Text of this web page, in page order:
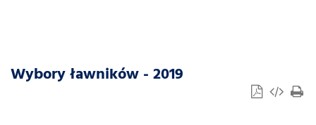
Wybory ławników - 2019